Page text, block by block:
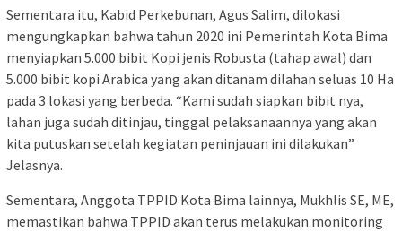
Sementara itu, Kabid Perkebunan, Agus Salim, dilokasi
mengungkapkan bahwa tahun 2020 ini Pemerintah Kota Bima
menyiapkan 5.000 bibit Kopi jenis Robusta (tahap awal) dan
5.000 bibit kopi Arabica yang akan ditanam dilahan seluas 10 Ha
pada 3 lokasi yang berbeda. “Kami sudah siapkan bibit nya,
lahan juga sudah ditinjau, tinggal pelaksanaannya yang akan
kita putuskan setelah kegiatan peninjauan ini dilakukan”
Jelasnya.
Sementara, Anggota TPPID Kota Bima lainnya, Mukhlis SE, ME,
memastikan bahwa TPPID akan terus melakukan monitoring